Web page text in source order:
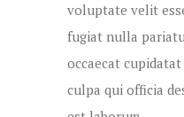
voluptate velit
fugiat nulla
occaecat
culpa qui officia